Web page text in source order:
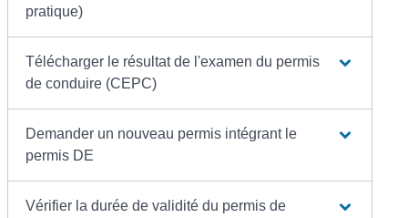
pratique)
Télécharger le résultat de l'examen du permis
de conduire (CEPC)
Demander un nouveau permis intégrant le
permis DE
Vérifier la durée de validité du permis de